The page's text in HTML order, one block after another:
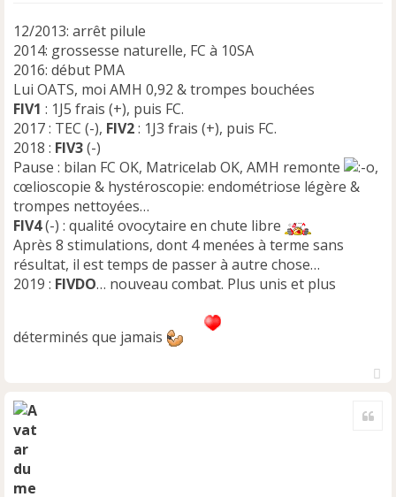
l
u
12/2013: arrêt pilule
2014: grossesse naturelle, FC à 10SA
2016: début PMA
Lui OATS, moi AMH 0,92 & trompes bouchées
FIV1 : 1J5 frais (+), puis FC.
2017 : TEC (-), FIV2: 1J3 frais (+), puis FC.
2018 : FIV3(-)
Pause : bilan FC OK, Matricelab OK, AMH remonte
,
cœlioscopie & hystéroscopie: endométriose légère &
trompes nettoyées…
FIV4(-) : qualité ovocytaire en chute libre
Après 8 stimulations, dont 4 menées à terme sans
résultat, il est temps de passer à autre chose…
2019 : FIVDO… nouveau combat. Plus unis et plus
déterminés que jamais